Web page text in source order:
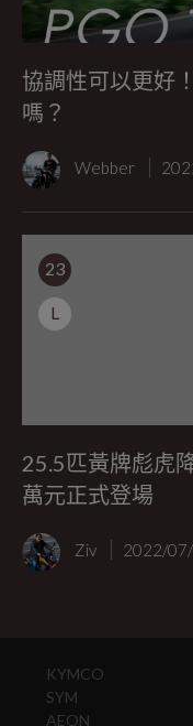
協調性可以更好
嗎？
Webber
23
L
25.5匹黃牌彪虎
萬元正式登場
Ziv 2022/
KYMCO
SYM
AEON